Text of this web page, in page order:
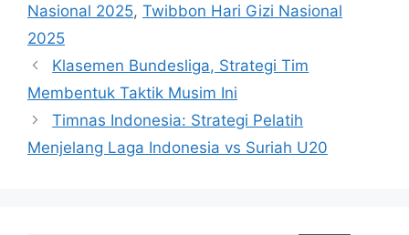
Nasional 2025, Twibbon Hari Gizi Nasional
2025
Klasemen Bundesliga, Strategi Tim
Membentuk Taktik Musim Ini
Timnas Indonesia: Strategi Pelatih
Menjelang Laga Indonesia vs Suriah U20